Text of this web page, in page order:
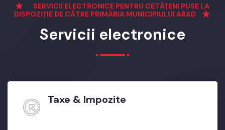
SERVICII ELECTRONICE PENTRU CETĂȚENI PUSE LA
DISPOZIȚIE DE CĂTRE PRIMĂRIA MUNICIPIULUI ARAD
Servicii electronice
Taxe & Impozite